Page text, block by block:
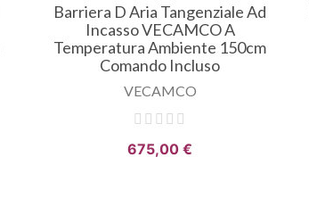
Barriera D Aria Tangenziale Ad
Incasso VECAMCO A
Temperatura Ambiente 150cm
Comando Incluso
VECAMCO
675,00 €